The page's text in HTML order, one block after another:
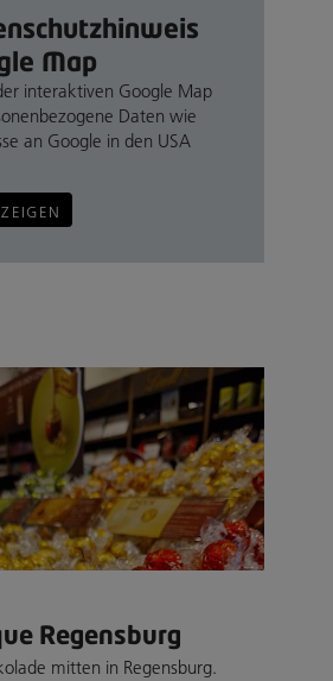
Map
interaktiven Google Map
Daten wie
an Google in den USA
Regensburg
mitten in Regensburg.